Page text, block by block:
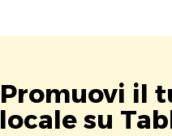
Promuovi il
locale su